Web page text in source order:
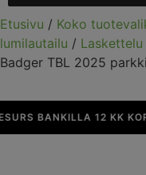
Etusivu / Koko
lumilautailu / Laskettelu
Badger TBL 2025
BANKILLA 12 KK